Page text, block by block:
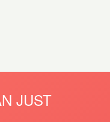
JUST